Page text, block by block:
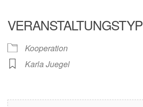
VERANSTALTUNGSTYP
Kooperation
Karla Juegel